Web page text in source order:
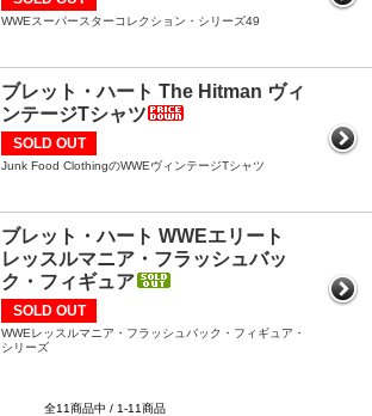
WWEスーパースターコレクション・シリーズ49
ブレット・ハート The Hitman ヴィ
ンテージTシャツ
SOLD OUT
Junk Food ClothingのWWEヴィンテージTシャツ
ブレット・ハート WWEエリート
レッスルマニア・フラッシュバッ
ク・フィギュア
SOLD OUT
WWEレッスルマニア・フラッシュバック・フィギュア・
シリーズ
全11商品中 / 1-11商品